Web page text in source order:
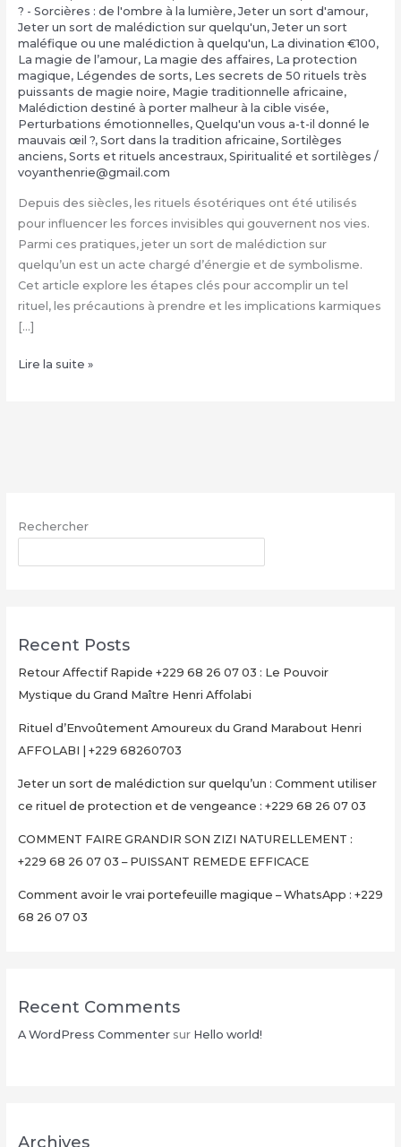
? - Sorcières : de l'ombre à la lumière, Jeter un sort d'amour,
Jeter un sort de malédiction sur quelqu'un, Jeter un sort
maléfique ou une malédiction à quelqu'un, La divination €100,
‎La magie de l’amour, ‎La magie des affaires, ‎La protection
magique, Légendes de sorts, Les secrets de 50 rituels très
puissants de magie noire, Magie traditionnelle africaine,
Malédiction destiné à porter malheur à la cible visée,
Perturbations émotionnelles, Quelqu'un vous a-t-il donné le
mauvais œil ?, Sort dans la tradition africaine, Sortilèges
anciens, Sorts et rituels ancestraux, Spiritualité et sortilèges /
voyanthenrie@gmail.com
Depuis des siècles, les rituels ésotériques ont été utilisés
pour influencer les forces invisibles qui gouvernent nos vies.
Parmi ces pratiques, jeter un sort de malédiction sur
quelqu’un est un acte chargé d’énergie et de symbolisme.
Cet article explore les étapes clés pour accomplir un tel
rituel, les précautions à prendre et les implications karmiques
[…]
Jeter
Comment
ce
et
de
vengeance
+229
68
Lire la suite »
Rechercher
Recent Posts
Retour Affectif Rapide +229 68 26 07 03 : Le Pouvoir
Mystique du Grand Maître Henri Affolabi
Rituel d’Envoûtement Amoureux du Grand Marabout Henri
AFFOLABI | +229 68260703
Jeter un sort de malédiction sur quelqu’un : Comment utiliser
ce rituel de protection et de vengeance : +229 68 26 07 03
COMMENT FAIRE GRANDIR SON ZIZI NATURELLEMENT :
+229 68 26 07 03 – PUISSANT REMEDE EFFICACE
Comment avoir le vrai portefeuille magique – WhatsApp : +229
68 26 07 03
Recent Comments
A WordPress Commentersur Hello world!
Archives